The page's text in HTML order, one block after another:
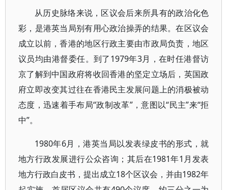
从历史脉络来说，区议会后来所具有的政治化色
彩，是港英当局别有用心政治操弄的结果。在区议会
成立以前，香港的地区行政主要由市政局负责，地区
议员均由港督委任。到了1979年3月，在时任港督访
京了解到中国政府将收回香港的坚定立场后，英国政
府立即改变其过往在香港民主发展问题上的消极被动
态度，迅速着手布局“政制改革”，意图以“民主”来“拒
中”。
1980年6月，港英当局以发表绿皮书的形式，就
地方行政发展进行公众咨询；其后在1981年1月发表
地方行政白皮书，提出成立18个区议会，并由1982年